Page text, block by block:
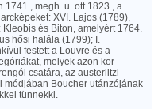
1741., megh. u. ott 1823., a
XVI. Lajos (1789),
és Biton, amelyért 1764.
hősi halála (1799); I.
festett a Louvre és a
melyek azon kor
csatára, az austerlitzi
módjában Boucher utánzójának
tünnekki.